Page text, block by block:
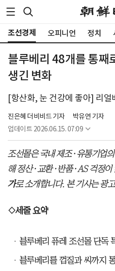
조선경제 오피니언 정치
블루베리 48개를 통째
생긴 변화
[항산화, 눈 건강에 좋아] 리얼
진은혜 더비비드 기자
박유연 기자
업데이트 2026.06.15. 07:09
조선몰은 국내 제조·유통기업
해 정산·교환·반품·AS 걱정이
가로 소개합니다. 본 기사는 광
◇세줄 요약
블루베리 퓨레 조선몰 단독
블루베리를 껍질과 씨까지